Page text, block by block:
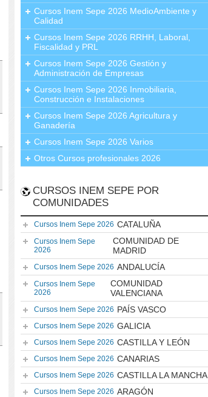
Cursos Inem Sepe 2026 MedioAmbiente y
Calidad
Cursos Inem Sepe 2026 RRHH, Laboral,
Fiscalidad y PRL
Cursos Inem Sepe 2026 Gestión y
Administración de Empresas
Cursos Inem Sepe 2026 Inmobiliaria,
Construcción e Instalaciones
Cursos Inem Sepe 2026 Agricultura y
Ganadería
Cursos Inem Sepe 2026 Varios
Otros Cursos profesionales 2026
CURSOS INEM SEPE POR
COMUNIDADES
Cursos Inem Sepe 2026 CATALUÑA
Cursos Inem Sepe
2026
COMUNIDAD DE
MADRID
Cursos Inem Sepe 2026 ANDALUCÍA
Cursos Inem Sepe
2026
COMUNIDAD
VALENCIANA
Cursos Inem Sepe 2026 PAÍS VASCO
Cursos Inem Sepe 2026 GALICIA
Cursos Inem Sepe 2026 CASTILLA Y LEÓN
Cursos Inem Sepe 2026 CANARIAS
Cursos Inem Sepe 2026 CASTILLA LA MANCHA
Cursos Inem Sepe 2026 ARAGÓN